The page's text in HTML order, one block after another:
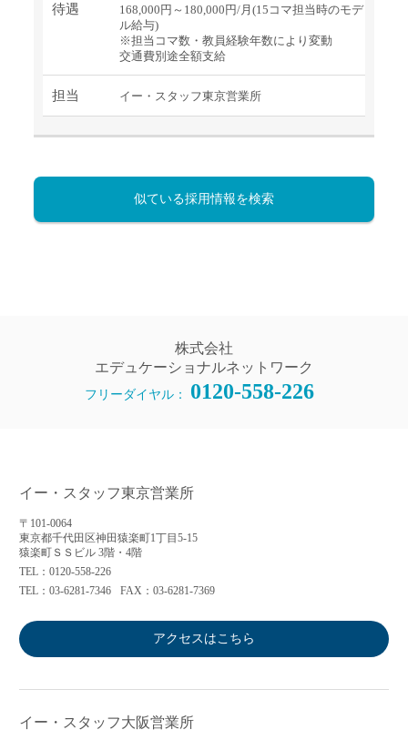
待遇
168,000円～180,000円/月(15コマ担当時のモデ
ル給与)
※担当コマ数・教員経験年数により変動
交通費別途全額支給
担当 イー・スタッフ東京営業所
似ている採用情報を検索
株式会社
エデュケーショナルネットワーク
フリーダイヤル： 0120-558-226
イー・スタッフ東京営業所
〒101-0064
東京都千代田区神田猿楽町1丁目5-15
猿楽町ＳＳビル 3階・4階
TEL：0120-558-226
TEL：03-6281-7346
FAX：03-6281-7369
アクセスはこちら
イー・スタッフ大阪営業所